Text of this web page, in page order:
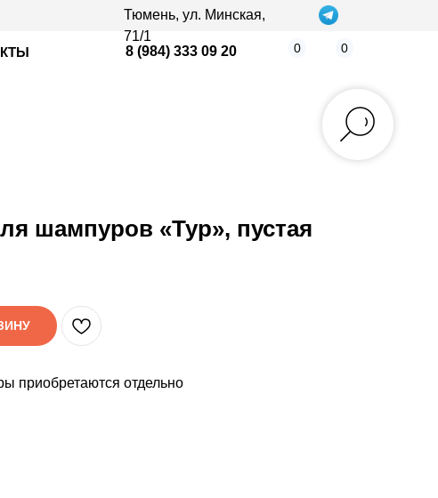
8 (984) 333 09 20
Тюмень, ул. Минская,
71/1
0
0
шампуров «Тур», пустая
приобретаются отдельно